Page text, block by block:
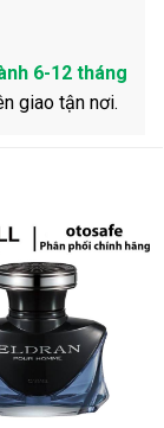
6-12 tháng
giao tận nơi.